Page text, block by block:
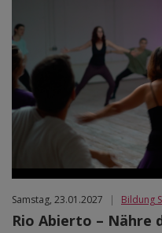
Samstag, 23.01.2027 | Bildung
Rio Abierto – Nähre